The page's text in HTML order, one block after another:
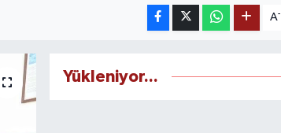
A-
Yükleniyor...